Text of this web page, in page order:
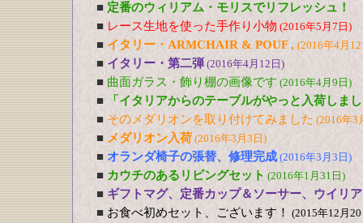
■ 定番のウィリアム・モリスでリフレッシュ！
■ レース生地を使った手作り小物 (2016年5月7日)
■ イタリー・ARMCHAIR & POUF , (2016年4月
■ イタリー・第二弾 (2016年4月12日)
■ 曲面ガラス・飾り棚の画像です (2016年4月9日)
■
「イタリアからのテーブルがやっと入荷しま
■ そのメダリオンを取り付けてみました (2016年3
■ メダリオン入荷 (2016年3月3日)
■ オランダ椅子の張替、修理完成 (2016年3月3日)
■ カウチのあるリビングセット (2016年1月31日)
■ ギフトマグ、定番カップ＆ソーサー、ウイリ
■ お食べ初めセット、ございます！ (2015年12月